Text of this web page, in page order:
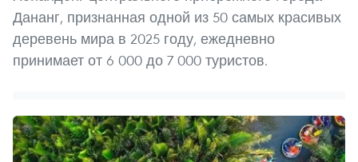
Дананг, признанная одной из 50 самых красивых
деревень мира в 2025 году, ежедневно
принимает от 6 000 до 7 000 туристов.